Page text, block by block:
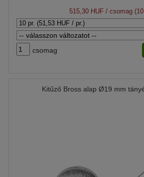
515,30 HUF/ csomag (10
csomag
Kitűző Bross alap Ø19 mm